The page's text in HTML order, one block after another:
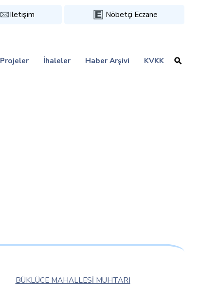
Iletişim Nöbetçi Eczane
Projeler İhaleler Haber Arşivi KVKK
BÜKLÜCE MAHALLESİ MUHTARI